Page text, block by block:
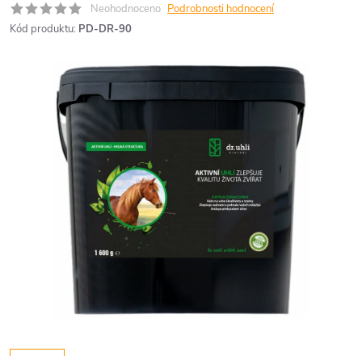
Neohodnoceno Podrobnosti hodnocení
Kód produktu: PD-DR-90